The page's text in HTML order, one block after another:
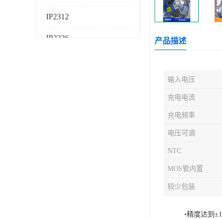
IP2312
IP2326 产品描述
输入电压
充电电流
充电频率
电压可调
NTC
MOS管内置
较少包装
•精度达到